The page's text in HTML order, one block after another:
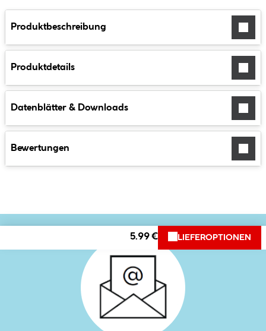
Produktbeschreibung
Produktdetails
Datenblätter & Downloads
Bewertungen
5.99 € LIEFEROPTIONEN